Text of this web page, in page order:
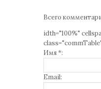
Всего
idth="100%"
Имя *:
Email: